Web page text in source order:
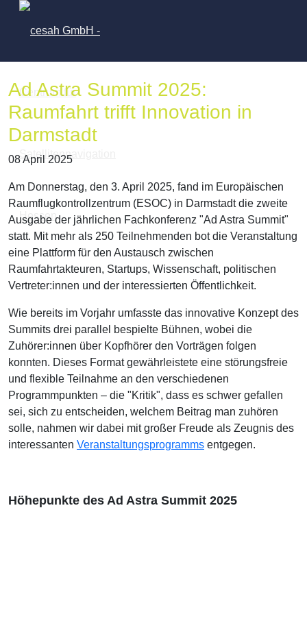
Ad Astra Summit 2025:
Raumfahrt trifft Innovation in
Darmstadt
08 April 2025
Am Donnerstag, den 3. April 2025, fand im Europäischen
Raumflugkontrollzentrum (ESOC) in Darmstadt die zweite
Ausgabe der jährlichen Fachkonferenz "Ad Astra Summit"
statt. Mit mehr als 250 Teilnehmenden bot die Veranstaltung
eine Plattform für den Austausch zwischen
Raumfahrtakteuren, Startups, Wissenschaft, politischen
Vertreter:innen und der interessierten Öffentlichkeit.
Wie bereits im Vorjahr umfasste das innovative Konzept des
Summits drei parallel bespielte Bühnen, wobei die
Zuhörer:innen über Kopfhörer den Vorträgen folgen
konnten. Dieses Format gewährleistete eine störungsfreie
und flexible Teilnahme an den verschiedenen
Programmpunkten – die "Kritik", dass es schwer gefallen
sei, sich zu entscheiden, welchem Beitrag man zuhören
solle, nahmen wir dabei mit großer Freude als Zeugnis des
interessanten Veranstaltungsprogramms entgegen.
Höhepunkte des Ad Astra Summit 2025